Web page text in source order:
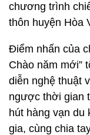
chương trình
thôn huyện Hòa
Điểm nhấn của
Chào năm mới”
diễn nghệ thuật
ngược thời gian
hút hàng vạn du
gia, cùng chia